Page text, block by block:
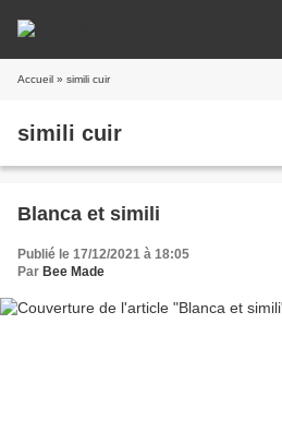
Accueil » simili cuir
simili cuir
Blanca et simili
Publié le 17/12/2021 à 18:05
Par Bee Made